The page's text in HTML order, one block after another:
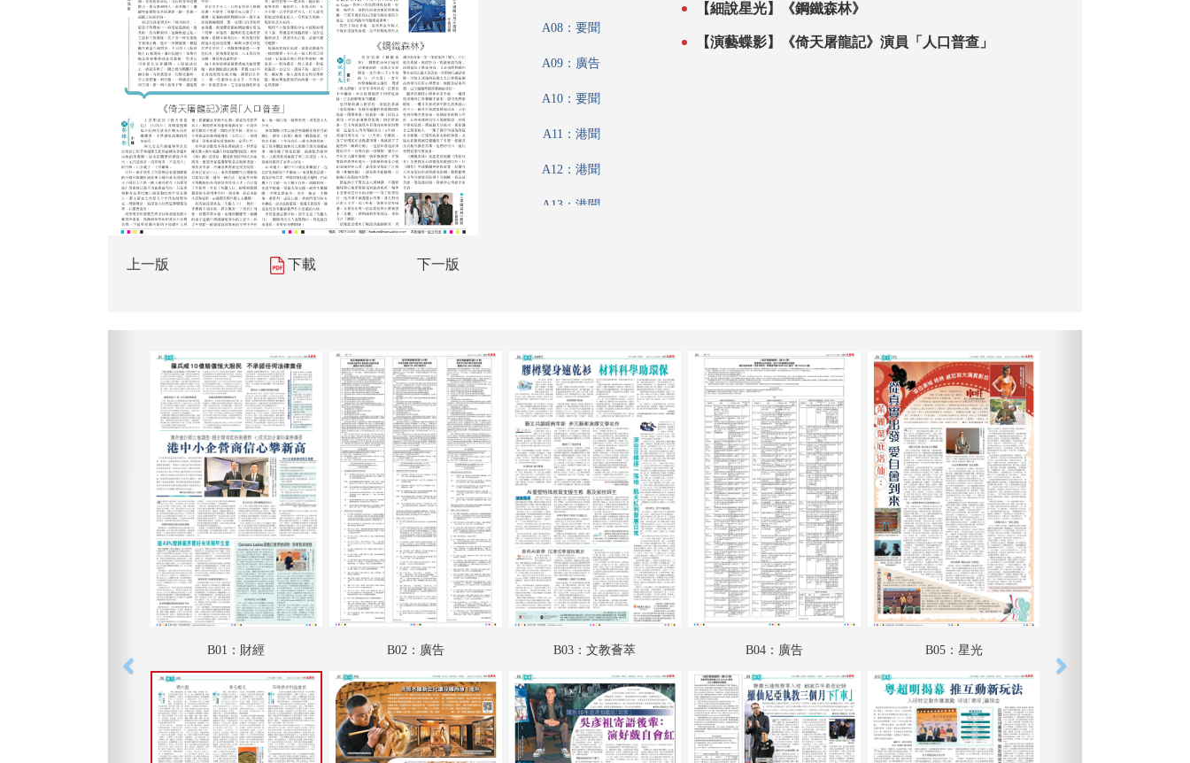
上一版 下載 下一版
A08：要聞
A09：廣告
A10：要聞
A11：港聞
A12：港聞
A13：港聞
A18：國際專題
A19：國際
A20：國際
B01：財經
B02：廣告
B03：文教薈萃
B04：廣告
B05：星光
B07：副刊專題
B08：娛樂
【細說星光】《鋼鐵森林》
【演藝蝶影】《倚天屠龍記》演員「人口普查」
B01：財經 B02：廣告 B03：文教薈萃 B04：廣告 B05：星光